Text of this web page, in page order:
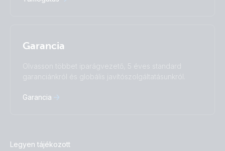
Garancia
Olvasson többet iparágvezető, 5 éves standard
garanciánkról és globális javítószolgáltatásunkról.
Garancia
Legyen tájékozott